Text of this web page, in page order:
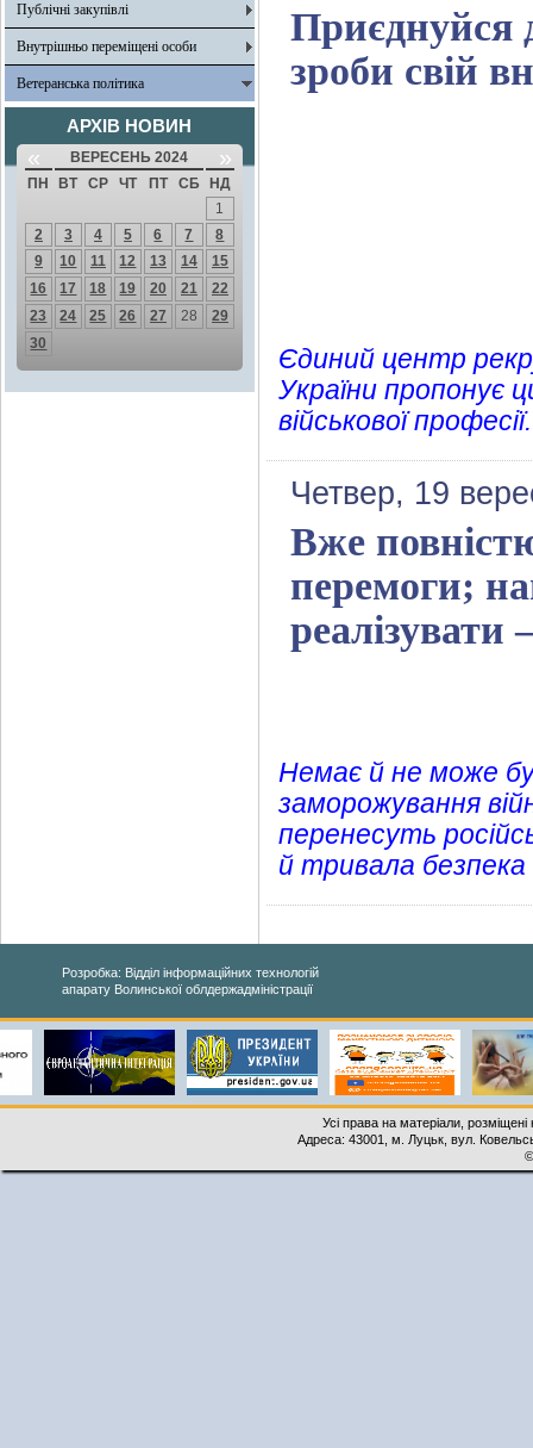
Публічні закупівлі
Внутрішньо переміщені особи
Ветеранська політика
АРХІВ НОВИН
« ВЕРЕСЕНЬ 2024 »
ПН ВТ СР ЧТ ПТ СБ
НД
1
2
3 4 5 6 7
8
9
10 11 12 13 14
15
16
17 18 19 20 21
22
23
24 25 26 27 28
29
30
Приєднуйся
зроби свій
Єдиний центр
України пропонує
військової професії.
Четвер, 19
Вже
перемоги;
реалізувати
Немає й не може
заморожування
перенесуть
й тривала безпека
Розробка: Відділ інформаційних технологій
апарату Волинської облдержадміністрації
Усі права на матеріали,
Адреса: 43001, м. Луцьк, вул.